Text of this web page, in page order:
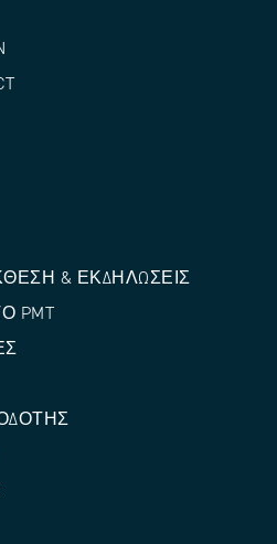
& ΕΚΔΗΛΏΣΕΙΣ
PMT